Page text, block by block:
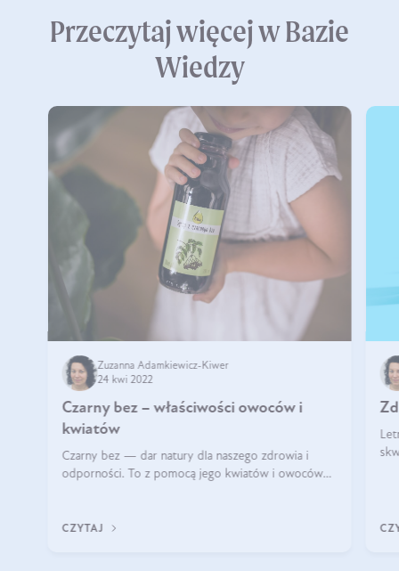
Przeczytaj więcej w Bazie
Wiedzy
Zuzanna Adamkiewicz-Kiwer
24 kwi 2022
Czarny bez – właściwości owoców i
kwiatów
Czarny bez — dar natury dla naszego zdrowia i
odporności. To z pomocą jego kwiatów i owoców
t
CZYTAJ